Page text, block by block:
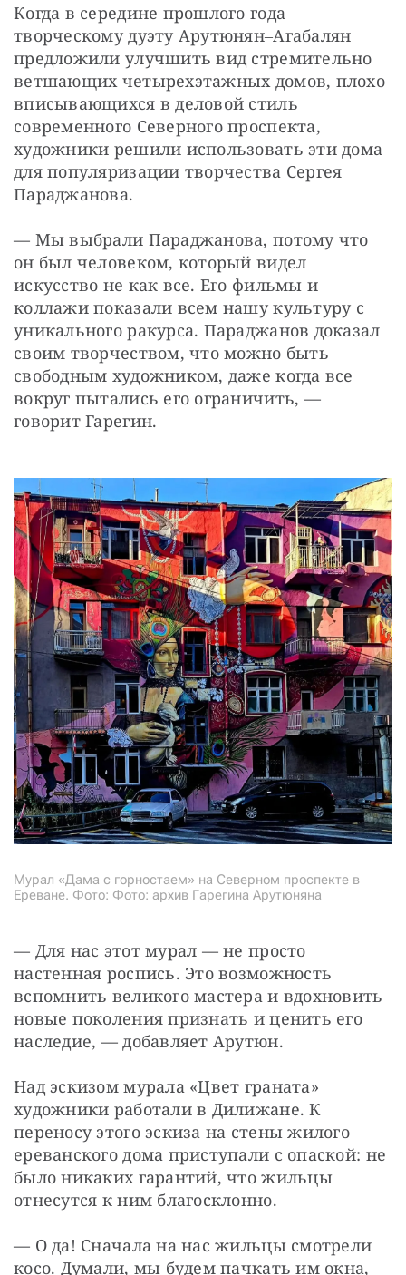
Когда в середине прошлого года
творческому дуэту Арутюнян‒Агабалян
предложили улучшить вид стремительно
ветшающих четырехэтажных домов, плохо
вписывающихся в деловой стиль
современного Северного проспекта,
художники решили использовать эти дома
для популяризации творчества Сергея
Параджанова.
— Мы выбрали Параджанова, потому что
он был человеком, который видел
искусство не как все. Его фильмы и
коллажи показали всем нашу культуру с
уникального ракурса. Параджанов доказал
своим творчеством, что можно быть
свободным художником, даже когда все
вокруг пытались его ограничить, —
говорит Гарегин.
Мурал «Дама с горностаем» на Северном проспекте в
Ереване. Фото: Фото: архив Гарегина Арутюняна
— Для нас этот мурал — не просто
настенная роспись. Это возможность
вспомнить великого мастера и вдохновить
новые поколения признать и ценить его
наследие, — добавляет Арутюн.
Над эскизом мурала «Цвет граната»
художники работали в Дилижане. К
переносу этого эскиза на стены жилого
ереванского дома приступали с опаской: не
было никаких гарантий, что жильцы
отнесутся к ним благосклонно.
— О да! Сначала на нас жильцы смотрели
косо. Думали, мы будем пачкать им окна,